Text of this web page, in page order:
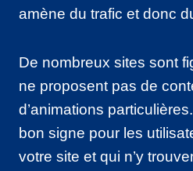
amène du trafic et donc
De nombreux sites sont
ne proposent pas de
d’animations
bon signe pour les
votre site et qui n’y